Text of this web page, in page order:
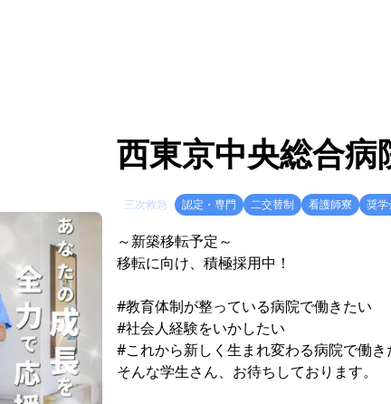
西東京中央総合病
三次救急 認定・専門 二交替制 看護師寮 奨学
～新築移転予定～
移転に向け、積極採用中！
#教育体制が整っている病院で働きたい
#社会人経験をいかしたい
#これから新しく生まれ変わる病院で働き
そんな学生さん、お待ちしております。